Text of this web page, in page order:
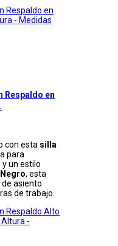
Respaldo en
con esta silla
para
un estilo
, esta
asiento
de trabajo.